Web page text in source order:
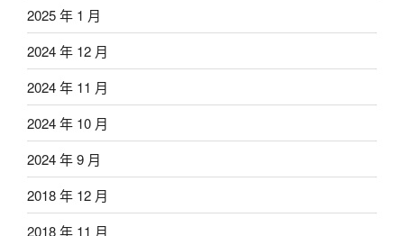
2025 年 1 月
2024 年 12 月
2024 年 11 月
2024 年 10 月
2024 年 9 月
2018 年 12 月
2018 年 11 月